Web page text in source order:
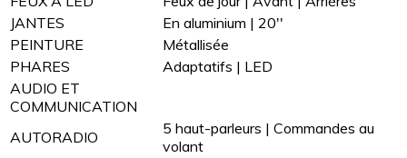
JANTES
En aluminium | 20''
PEINTURE
Métallisée
PHARES
Adaptatifs | LED
AUDIO ET
COMMUNICATION
AUTORADIO
5 haut-parleurs | Commandes au
volant